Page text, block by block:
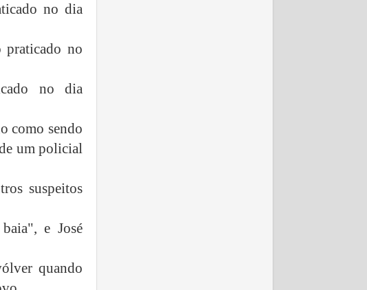
no dia
praticado no
no dia
como sendo
um policial
suspeitos
e José
quando